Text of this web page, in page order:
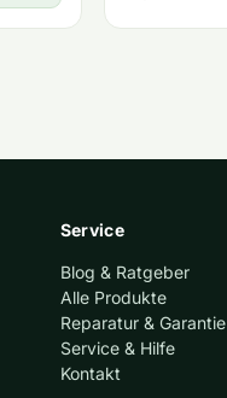
Service
Blog & Ratgeber
Alle Produkte
Reparatur & Garantie
Service & Hilfe
Kontakt